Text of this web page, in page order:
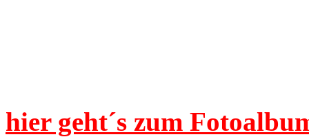
hier geht´s zum